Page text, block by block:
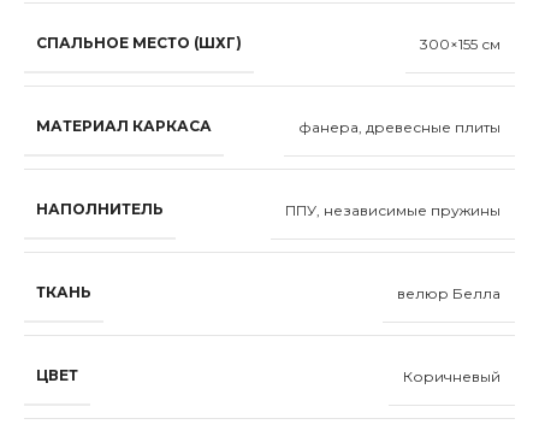
СПАЛЬНОЕ МЕСТО (ШХГ) 300×155 см
МАТЕРИАЛ КАРКАСА фанера, древесные плиты
НАПОЛНИТЕЛЬ ППУ, независимые пружины
ТКАНЬ велюр Белла
ЦВЕТ Коричневый